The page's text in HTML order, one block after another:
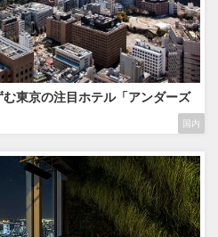
国内
東京の注目ホテル「アンダーズ